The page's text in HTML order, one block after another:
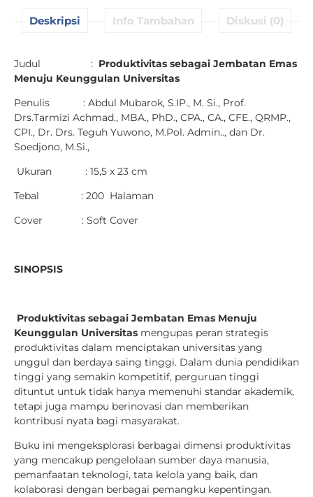
Deskripsi Info Tambahan Diskusi (0)
Judul : Produktivitas sebagai Jembatan Emas
Menuju Keunggulan Universitas
Penulis : Abdul Mubarok, S.IP., M. Si., Prof.
Drs.Tarmizi Achmad., MBA., PhD., CPA., CA., CFE., QRMP.,
CPI., Dr. Drs. Teguh Yuwono, M.Pol. Admin.., dan Dr.
Soedjono, M.Si.,
Ukuran : 15,5 x 23 cm
Tebal : 200 Halaman
Cover : Soft Cover
SINOPSIS
Produktivitas sebagai Jembatan Emas Menuju
Keunggulan Universitas mengupas peran strategis
produktivitas dalam menciptakan universitas yang
unggul dan berdaya saing tinggi. Dalam dunia pendidikan
tinggi yang semakin kompetitif, perguruan tinggi
dituntut untuk tidak hanya memenuhi standar akademik,
tetapi juga mampu berinovasi dan memberikan
kontribusi nyata bagi masyarakat.
Buku ini mengeksplorasi berbagai dimensi produktivitas
yang mencakup pengelolaan sumber daya manusia,
pemanfaatan teknologi, tata kelola yang baik, dan
kolaborasi dengan berbagai pemangku kepentingan.